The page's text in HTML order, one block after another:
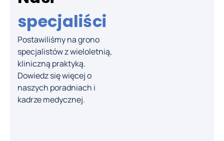
specjaliści
Postawiliśmy na grono
specjalistów z wieloletnią,
kliniczną praktyką.
Dowiedz się więcej o
naszych poradniach i
kadrze medycznej.